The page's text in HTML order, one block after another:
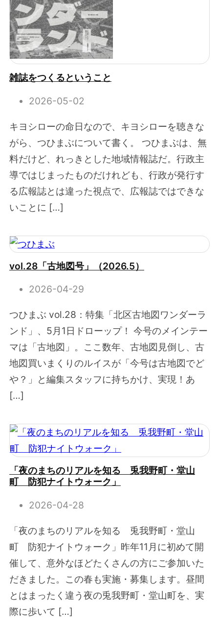
雑誌をつくるということ
2026-05-02
キヨシローの命日なので、キヨシローを聴きな
がら、つひまぶについて書く。 つひまぶは、無
料だけど、れっきとした地域情報誌だ。行政主
導ではじまったものだけれども、行政が発行す
る広報誌とは違った視点で、広報誌ではできな
いことに […]
vol.28「古地図号」（2026.5）
2026-04-29
つひまぶ vol.28：特集「北区古地図ワンダーラ
ンド」、5月1日ドローップ！ 今号のメインテー
マは「古地図」。ここ数年、古地図見倒し、古
地図買いまくりのルイスが「今号は古地図でど
や？」と編集スタッフに持ちかけ、実現！あ
[…]
「夜のまちのリアルを知る 兎我野町・堂山
町 防犯ナイトウォーク」
2026-04-28
「夜のまちのリアルを知る 兎我野町・堂山
町 防犯ナイトウォーク」昨年11月に初めて開
催して、意外なほどたくさんの方にご参加いた
だきました。この春も実施・募集します。昼間
とはまったく違う夜の兎我野町・堂山町を、実
際に歩いて […]